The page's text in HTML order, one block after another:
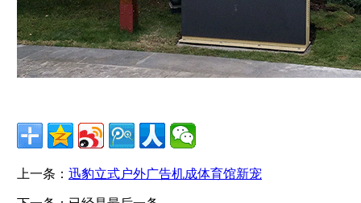
上一条： 迅豹立式户外广告机成体育馆新宠